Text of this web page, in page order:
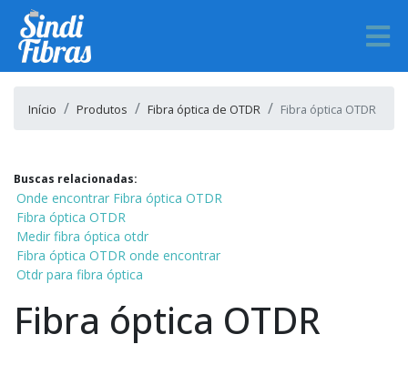
Início Produtos Fibra óptica de OTDR Fibra óptica OTDR
Buscas relacionadas:
Onde encontrar Fibra óptica OTDR
Fibra óptica OTDR
Medir fibra óptica otdr
Fibra óptica OTDR onde encontrar
Otdr para fibra óptica
Fibra óptica OTDR